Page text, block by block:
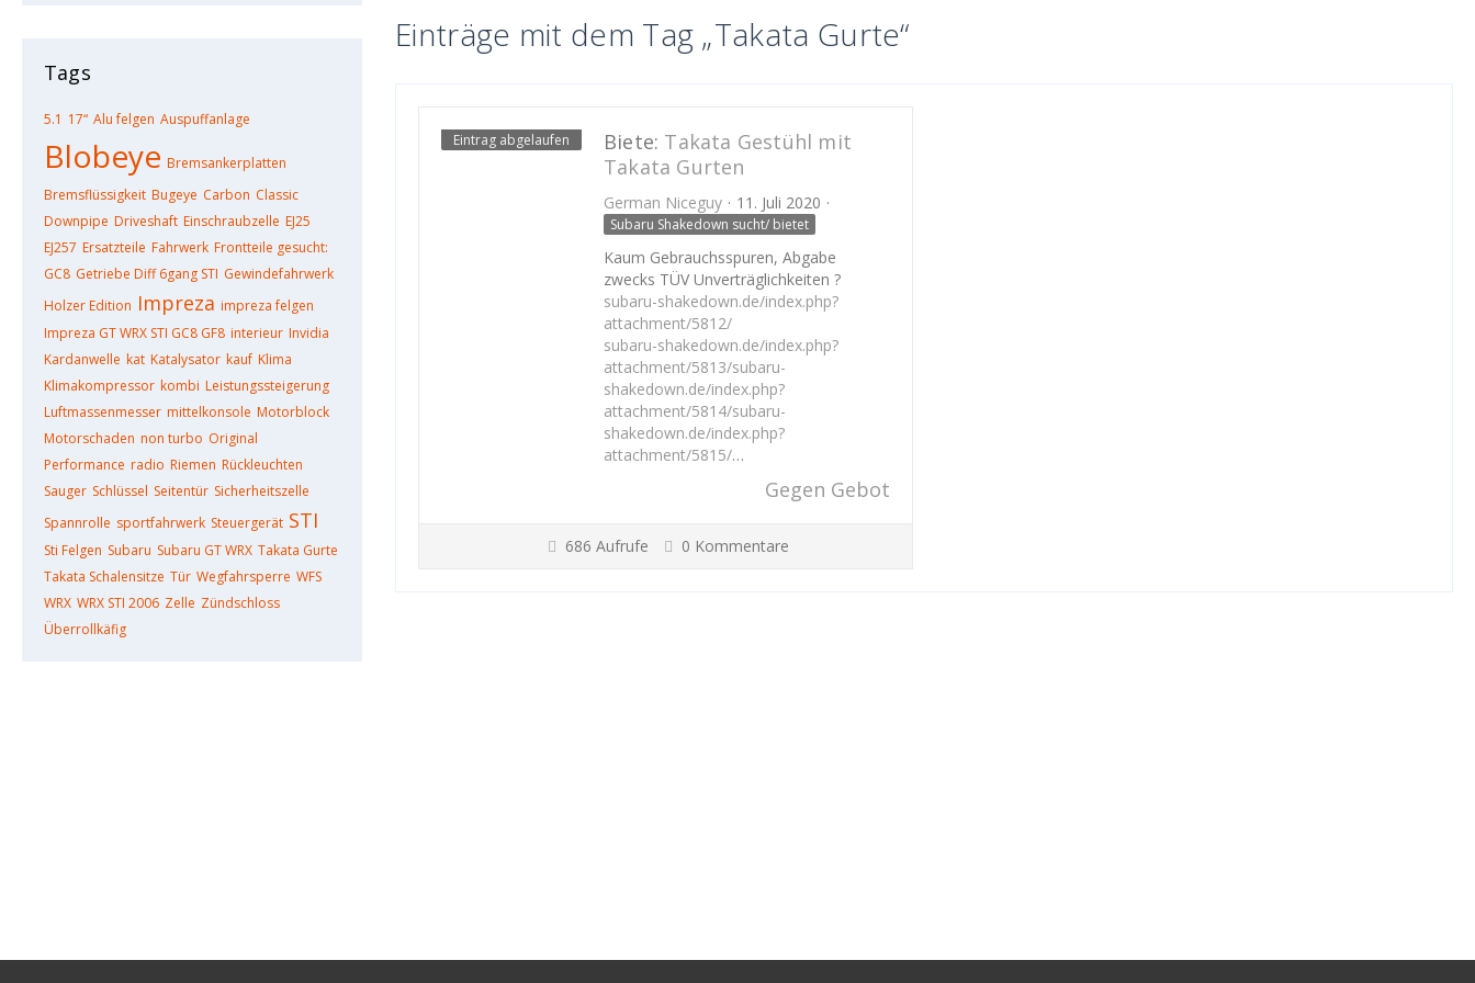
Tags
5.1 17“ Alu felgen Auspuffanlage
Blobeye Bremsankerplatten
Bremsflüssigkeit Bugeye Carbon Classic
Downpipe Driveshaft Einschraubzelle EJ25
EJ257 Ersatzteile Fahrwerk Frontteile gesucht:
GC8 Getriebe Diff 6gang STI Gewindefahrwerk
Holzer Edition Impreza impreza felgen
Impreza GT WRX STI GC8 GF8 interieur Invidia
Kardanwelle kat Katalysator kauf Klima
Klimakompressor kombi Leistungssteigerung
Luftmassenmesser mittelkonsole Motorblock
Motorschaden non turbo Original
Performance radio Riemen Rückleuchten
Sauger Schlüssel Seitentür Sicherheitszelle
Spannrolle sportfahrwerk Steuergerät STI
Sti Felgen Subaru Subaru GT WRX Takata Gurte
Takata Schalensitze Tür Wegfahrsperre WFS
WRX WRX STI 2006 Zelle Zündschloss
Überrollkäfig
Einträge mit dem Tag „Takata Gurte“
Eintrag abgelaufen Biete: Takata Gestühl mit
Takata Gurten
German Niceguy 11. Juli 2020
Subaru Shakedown sucht/ bietet
Kaum Gebrauchsspuren, Abgabe
zwecks TÜV Unverträglichkeiten ?
subaru-shakedown.de/index.php?
attachment/5812/
subaru-shakedown.de/index.php?
attachment/5813/subaru-
shakedown.de/index.php?
attachment/5814/subaru-
shakedown.de/index.php?
attachment/5815/…
Gegen Gebot
686 Aufrufe 0 Kommentare